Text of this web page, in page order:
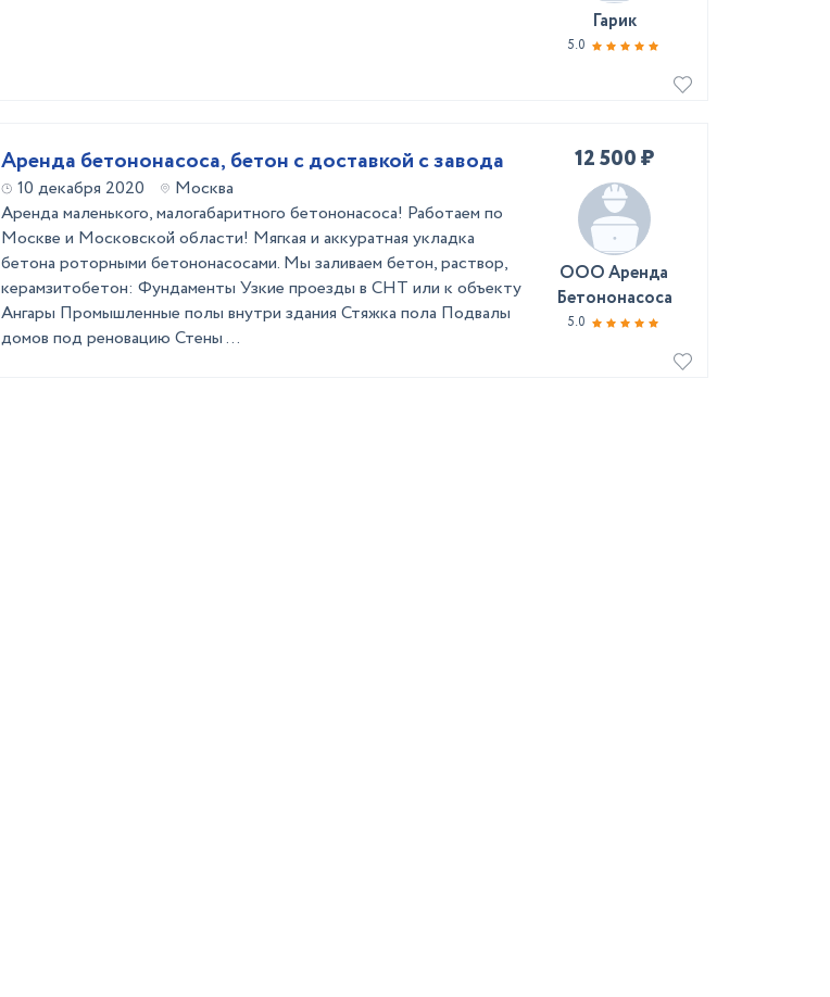
Гарик
5.0
Аренда бетононасоса, бетон с доставкой с завода
10 декабря 2020
Москва
Аренда маленького, малогабаритного бетононасоса! Работаем по
Москве и Московской области! Мягкая и аккуратная укладка
бетона роторными бетононасосами. Мы заливаем бетон, раствор,
керамзитобетон: Фундаменты Узкие проезды в СНТ или к объекту
Ангары Промышленные полы внутри здания Стяжка пола Подвалы
домов под реновацию Стены ...
12 500 ₽
ООО Аренда
Бетононасоса
5.0